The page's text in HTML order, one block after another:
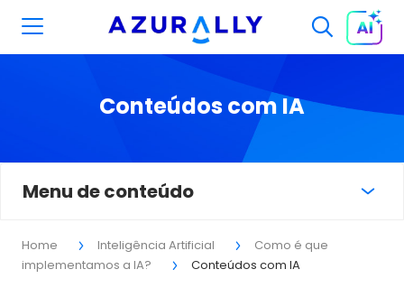
Conteúdos com IA
Home Inteligência Artificial
Como é que
implementamos a IA?
Conteúdos com IA
Menu de conteúdo